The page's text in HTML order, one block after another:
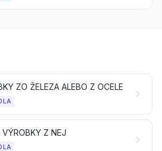
ZO ŽELEZA ALEBO Z OCELE
VÝROBKY Z NEJ